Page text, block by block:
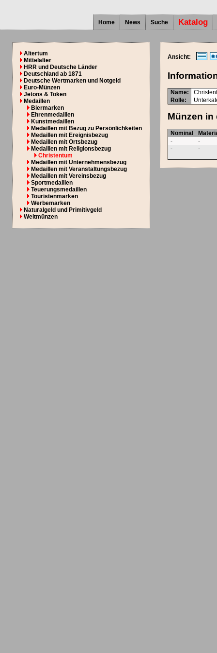
Home News Suche Katalog
Altertum
Mittelalter
HRR und Deutsche Länder
Deutschland ab 1871
Deutsche Wertmarken und Notgeld
Euro-Münzen
Jetons & Token
Medaillen
Biermarken
Ehrenmedaillen
Kunstmedaillen
Medaillen mit Bezug zu Persönlichkeiten
Medaillen mit Ereignisbezug
Medaillen mit Ortsbezug
Medaillen mit Religionsbezug
Christentum
Medaillen mit Unternehmensbezug
Medaillen mit Veranstaltungsbezug
Medaillen mit Vereinsbezug
Sportmedaillen
Teuerungsmedaillen
Touristenmarken
Werbemarken
Naturalgeld und Primitivgeld
Weltmünzen
Ansicht:
Name:
Rolle:
Münzen in
Nominal
-
-
-
-